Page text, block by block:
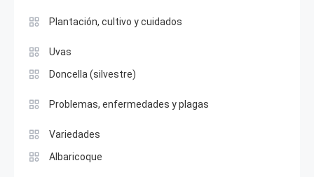
Plantación, cultivo y cuidados
Uvas
Doncella (silvestre)
Problemas, enfermedades y plagas
Variedades
Albaricoque